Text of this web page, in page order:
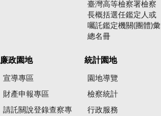
臺灣高等檢察署檢察
長概括選任鑑定人或
囑託鑑定機關(團體)彙
總名冊
廉政園地
宣導專區
財產申報專區
請託關說登錄查察專
統計園地
園地導覽
檢察統計
行政服務